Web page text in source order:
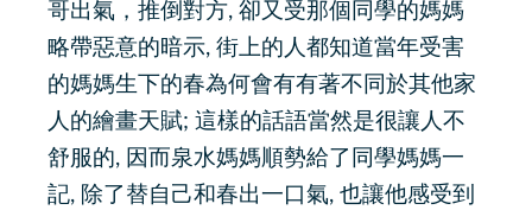
哥出氣，推倒對方, 卻又受那個同學的媽媽
略帶惡意的暗示, 街上的人都知道當年受害
的媽媽生下的春為何會有有著不同於其他家
人的繪畫天賦; 這樣的話語當然是很讓人不
舒服的, 因而泉水媽媽順勢給了同學媽媽一
記, 除了替自己和春出一口氣, 也讓他感受到